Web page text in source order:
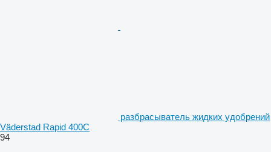
разбрасыватель жидких удобрений
Väderstad Rapid 400C
94